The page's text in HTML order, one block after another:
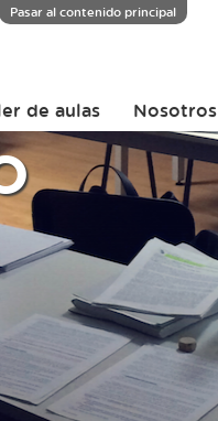
Pasar al contenido principal
de aulas Nosotros